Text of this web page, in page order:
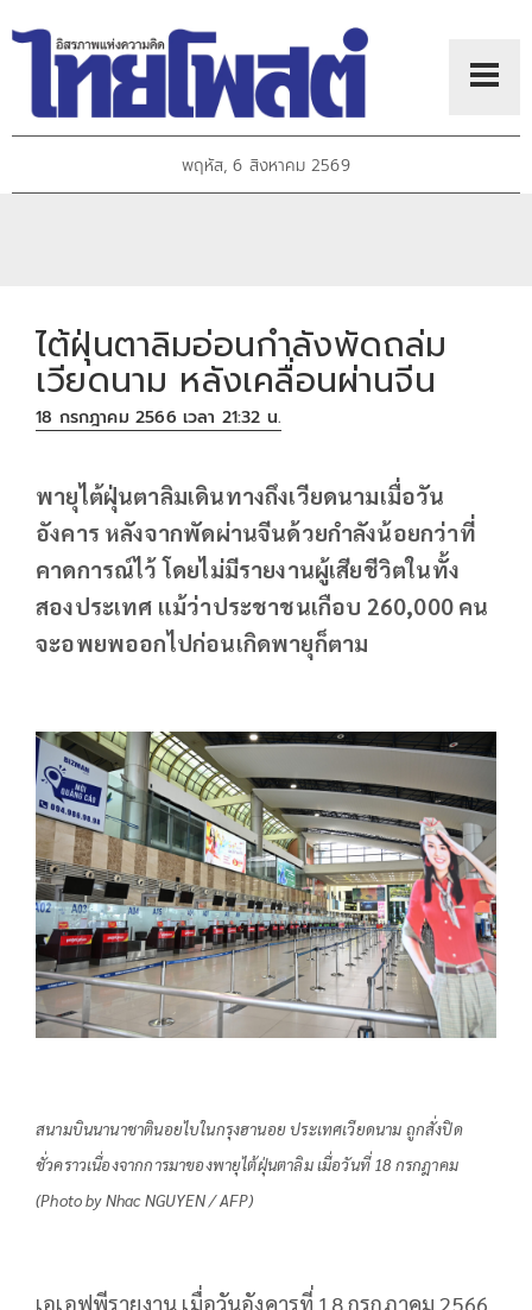
พฤหัส, 6 สิงหาคม 2569
ไต้ฝุ่นตาลิมอ่อนกำลังพัดถล่ม
เวียดนาม หลังเคลื่อนผ่านจีน
18 กรกฎาคม 2566 เวลา 21:32 น.
พายุไต้ฝุ่นตาลิมเดินทางถึงเวียดนามเมื่อวัน
อังคาร หลังจากพัดผ่านจีนด้วยกำลังน้อยกว่าที่
คาดการณ์ไว้ โดยไม่มีรายงานผู้เสียชีวิตในทั้ง
สองประเทศ แม้ว่าประชาชนเกือบ 260,000 คน
จะอพยพออกไปก่อนเกิดพายุก็ตาม
สนามบินนานาชาตินอยไบในกรุงฮานอย ประเทศเวียดนาม ถูกสั่งปิด
ชั่วคราวเนื่องจากการมาของพายุไต้ฝุ่นตาลิม เมื่อวันที่ 18 กรกฎาคม
(Photo by Nhac NGUYEN / AFP)
เอเอฟพีรายงาน เมื่อวันอังคารที่ 18 กรกฏาคม 2566